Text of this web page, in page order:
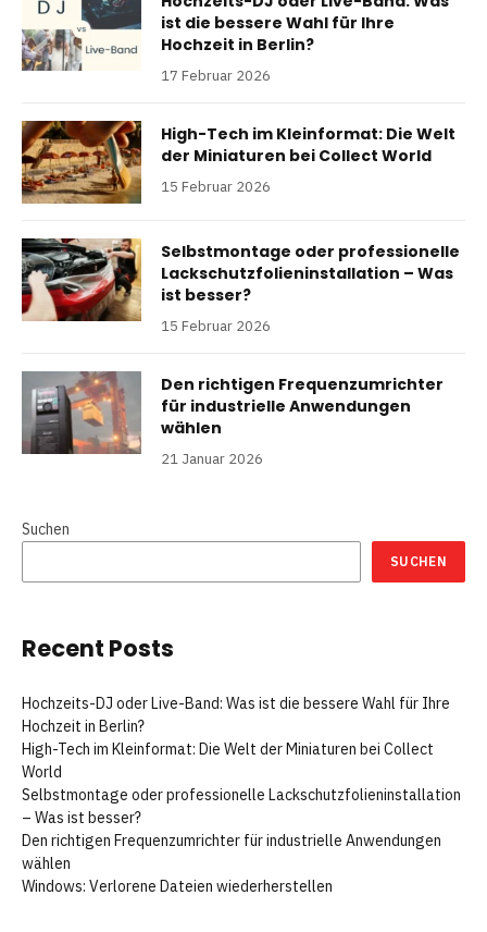
ist die bessere Wahl für Ihre
Hochzeit in Berlin?
17 Februar 2026
High-Tech im Kleinformat: Die Welt
der Miniaturen bei Collect World
15 Februar 2026
Selbstmontage oder professionelle
Lackschutzfolieninstallation – Was
ist besser?
15 Februar 2026
Den richtigen Frequenzumrichter
für industrielle Anwendungen
wählen
21 Januar 2026
Suchen
SUCHEN
Recent Posts
Hochzeits-DJ oder Live-Band: Was ist die bessere Wahl für Ihre
Hochzeit in Berlin?
High-Tech im Kleinformat: Die Welt der Miniaturen bei Collect
World
Selbstmontage oder professionelle Lackschutzfolieninstallation
– Was ist besser?
Den richtigen Frequenzumrichter für industrielle Anwendungen
wählen
Windows: Verlorene Dateien wiederherstellen